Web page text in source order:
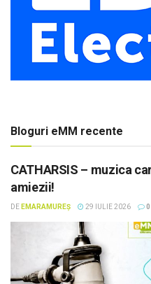
Bloguri eMM recente
CATHARSIS – muzica
amiezii!
DE EMARAMUREȘ 29 IULIE 2026 0